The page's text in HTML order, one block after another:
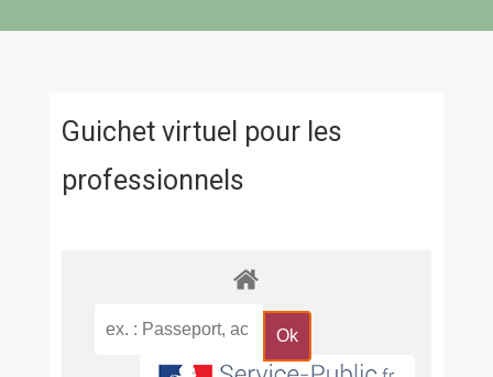
Guichet virtuel pour les
professionnels